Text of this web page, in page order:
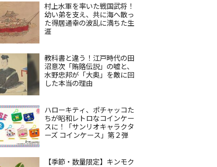
村上水軍を率いた戦国武将！
幼い弟を支え、共に海へ散っ
た得居通幸の波乱に満ちた生
涯
教科書と違う！江戸時代の田
沼意次「賄賂伝説」の嘘と、
水野忠邦が「大奥」を敵に回
した本当の理由
ハローキティ、ポチャッコた
ちが昭和レトロなコインケー
スに！「サンリオキャラクタ
ーズ コインケース」第２弾
【季節・数量限定】キンモク